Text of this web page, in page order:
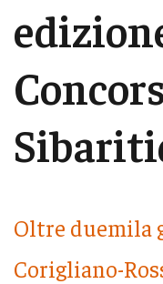
Oltre duemila
Corigliano-